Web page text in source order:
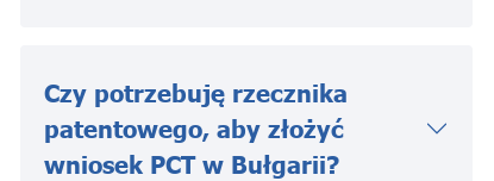
Czy potrzebuję rzecznika
patentowego, aby złożyć
wniosek PCT w Bułgarii?